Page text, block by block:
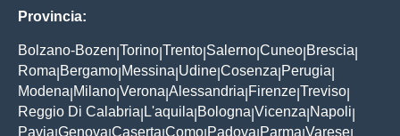
Provincia:
Bolzano-Bozen Torino Trento Salerno Cuneo Brescia
Roma Bergamo Messina Udine Cosenza Perugia
Modena Milano Verona Alessandria Firenze Treviso
Reggio Di Calabria L'aquila Bologna Vicenza Napoli
Pavia Genova Caserta Como Padova Parma Varese